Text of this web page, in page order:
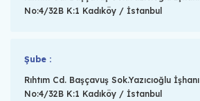
No:4/32B K:1 Kadıköy / İstanbul
Şube :
Rıhtım Cd. Başçavuş Sok.Yazıcıoğlu İşhanı
No:4/32B K:1 Kadıköy / İstanbul